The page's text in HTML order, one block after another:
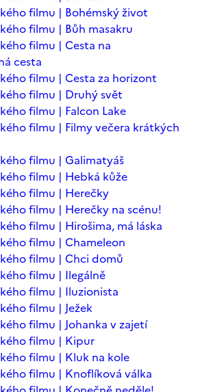
filmu | Bohémský život
filmu | Bůh masakru
filmu | Cesta na
cesta
filmu | Cesta za horizont
filmu | Druhý svět
filmu | Falcon Lake
filmu | Filmy večera krátkých
filmu | Galimatyáš
filmu | Hebká kůže
filmu | Herečky
filmu | Herečky na scénu!
filmu | Hirošima, má láska
filmu | Chameleon
filmu | Chci domů
filmu | Ilegálně
filmu | Iluzionista
filmu | Ježek
filmu | Johanka v zajetí
filmu | Kipur
filmu | Kluk na kole
filmu | Knoflíková válka